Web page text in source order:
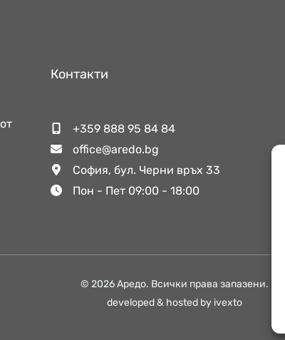
Контакти
+359 888 95 84 84
office@aredo.bg
София, бул. Черни връх 33
Пон - Пет 09:00 - 18:00
© 2026 Аредо. Всички права запазени.
developed & hosted by ivexto